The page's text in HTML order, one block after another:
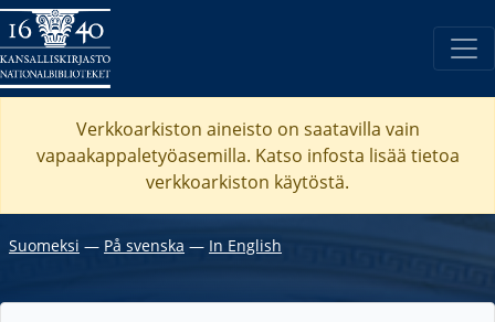
Verkkoarkiston aineisto on saatavilla vain
vapaakappaletyöasemilla. Katso infosta lisää tietoa
verkkoarkiston käytöstä.
Suomeksi ― På svenska ― In English